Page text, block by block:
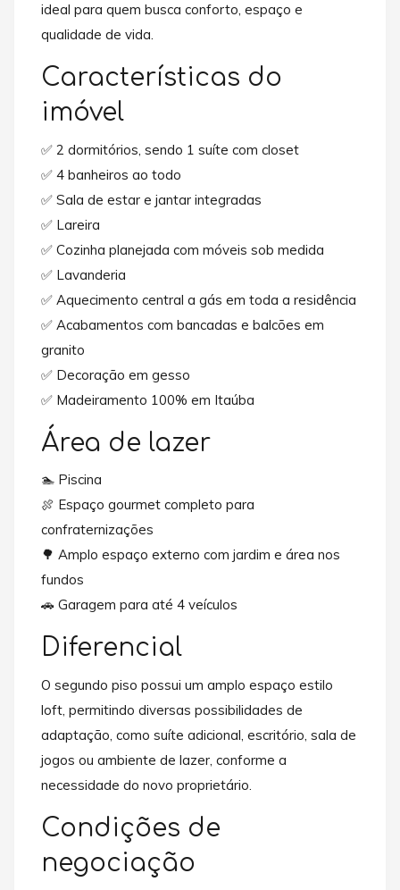
ideal para quem busca conforto, espaço e
qualidade de vida.
Características do
imóvel
✅ 2 dormitórios, sendo 1 suíte com closet
✅ 4 banheiros ao todo
✅ Sala de estar e jantar integradas
✅ Lareira
✅ Cozinha planejada com móveis sob medida
✅ Lavanderia
✅ Aquecimento central a gás em toda a residência
✅ Acabamentos com bancadas e balcões em
granito
✅ Decoração em gesso
✅ Madeiramento 100% em Itaúba
Área de lazer
🏊 Piscina
🍖 Espaço gourmet completo para
confraternizações
🌳 Amplo espaço externo com jardim e área nos
fundos
🚗 Garagem para até 4 veículos
Diferencial
O segundo piso possui um amplo espaço estilo
loft, permitindo diversas possibilidades de
adaptação, como suíte adicional, escritório, sala de
jogos ou ambiente de lazer, conforme a
necessidade do novo proprietário.
Condições de
negociação